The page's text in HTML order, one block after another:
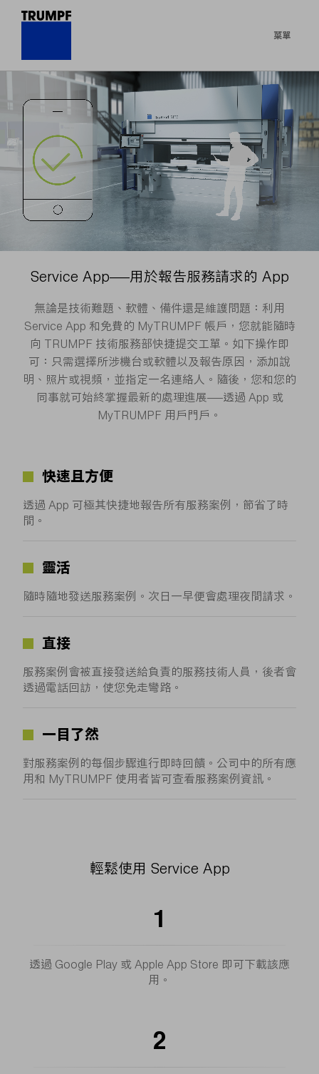
菜單
Service App——用於報告服務請求的 App
無論是技術難題、軟體、備件還是維護問題：利用
Service App 和免費的 MyTRUMPF 帳戶，您就能隨時
向 TRUMPF 技術服務部快捷提交工單。如下操作即
可：只需選擇所涉機台或軟體以及報告原因，添加說
明、照片或視頻，並指定一名連絡人。隨後，您和您的
同事就可始終掌握最新的處理進展——透過 App 或
MyTRUMPF 用戶門戶。
快速且方便
透過 App 可極其快捷地報告所有服務案例，節省了時
間。
靈活
隨時隨地發送服務案例。次日一早便會處理夜間請求。
直接
服務案例會被直接發送給負責的服務技術人員，後者會
透過電話回訪，使您免走彎路。
一目了然
對服務案例的每個步驟進行即時回饋。公司中的所有應
用和 MyTRUMPF 使用者皆可查看服務案例資訊。
輕鬆使用 Service App
1
透過 Google Play 或 Apple App Store 即可下載該應
用。
2